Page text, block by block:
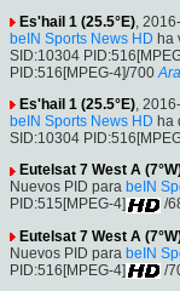
Es'hail 1 (25.5°E),
beIN Sports News HD ha
SID:10304
PID:516[MPEG-4]/700
Es'hail 1 (25.5°E),
beIN Sports News HD ha
SID:10304
Eutelsat 7 West A
Nuevos PID para beIN
PID:515[MPEG-4]
/
Eutelsat 7 West A
Nuevos PID para beIN
PID:516[MPEG-4]
/